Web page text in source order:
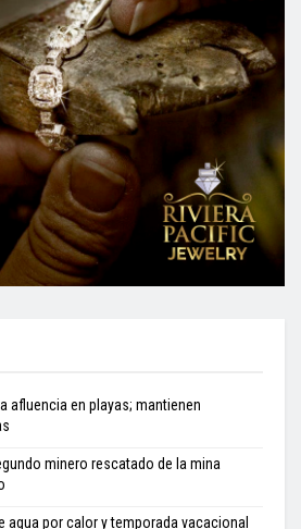
afluencia en playas; mantienen
minero rescatado de la mina
agua por calor y temporada vacacional